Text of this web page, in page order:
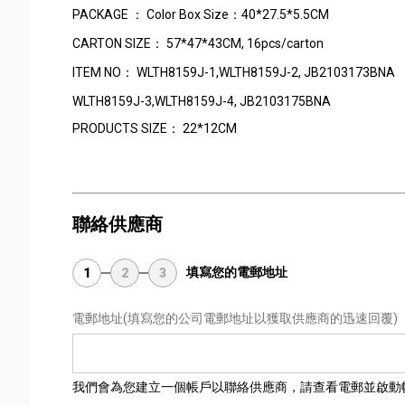
PACKAGE ： Color Box Size：40*27.5*5.5CM
CARTON SIZE： 57*47*43CM, 16pcs/carton
ITEM NO： WLTH8159J-1,WLTH8159J-2, JB2103173BNA
WLTH8159J-3,WLTH8159J-4, JB2103175BNA
PRODUCTS SIZE： 22*12CM
聯絡供應商
1 2 3 填寫您的電郵地址
電郵地址(填寫您的公司電郵地址以獲取供應商的迅速回覆)
我們會為您建立一個帳戶以聯絡供應商，請查看電郵並啟動